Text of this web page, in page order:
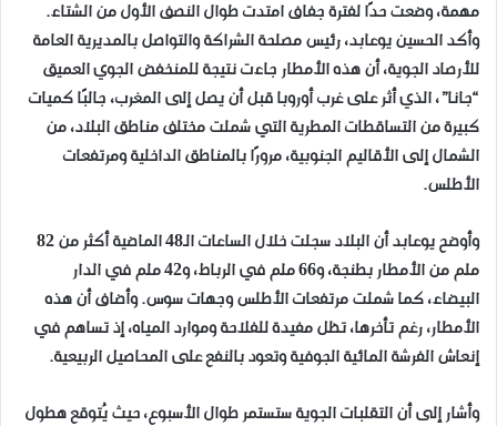
مهمة، وضعت حدًا لفترة جفاف امتدت طوال النصف الأول من الشتاء.
وأكد الحسين يوعابد، رئيس مصلحة الشراكة والتواصل بالمديرية العامة
للأرصاد الجوية، أن هذه الأمطار جاءت نتيجة للمنخفض الجوي العميق
“جانا”، الذي أثر على غرب أوروبا قبل أن يصل إلى المغرب، جالبًا كميات
كبيرة من التساقطات المطرية التي شملت مختلف مناطق البلاد، من
الشمال إلى الأقاليم الجنوبية، مرورًا بالمناطق الداخلية ومرتفعات
الأطلس.
وأوضح يوعابد أن البلاد سجلت خلال الساعات الـ48 الماضية أكثر من 82
ملم من الأمطار بطنجة، و66 ملم في الرباط، و42 ملم في الدار
البيضاء، كما شملت مرتفعات الأطلس وجهات سوس. وأضاف أن هذه
الأمطار، رغم تأخرها، تظل مفيدة للفلاحة وموارد المياه، إذ تساهم في
إنعاش الفرشة المائية الجوفية وتعود بالنفع على المحاصيل الربيعية.
وأشار إلى أن التقلبات الجوية ستستمر طوال الأسبوع، حيث يُتوقع هطول